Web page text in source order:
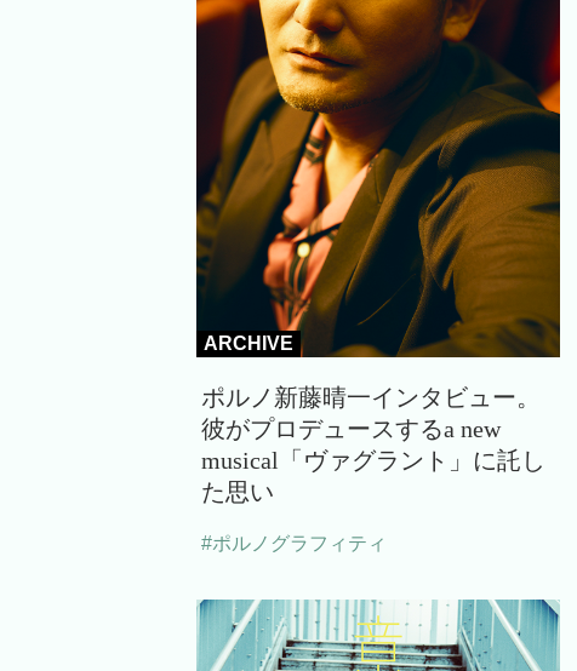
ARCHIVE
ポルノ新藤晴一インタビュー。
彼がプロデュースするa new
musical「ヴァグラント」に託し
た思い
#ポルノグラフィティ